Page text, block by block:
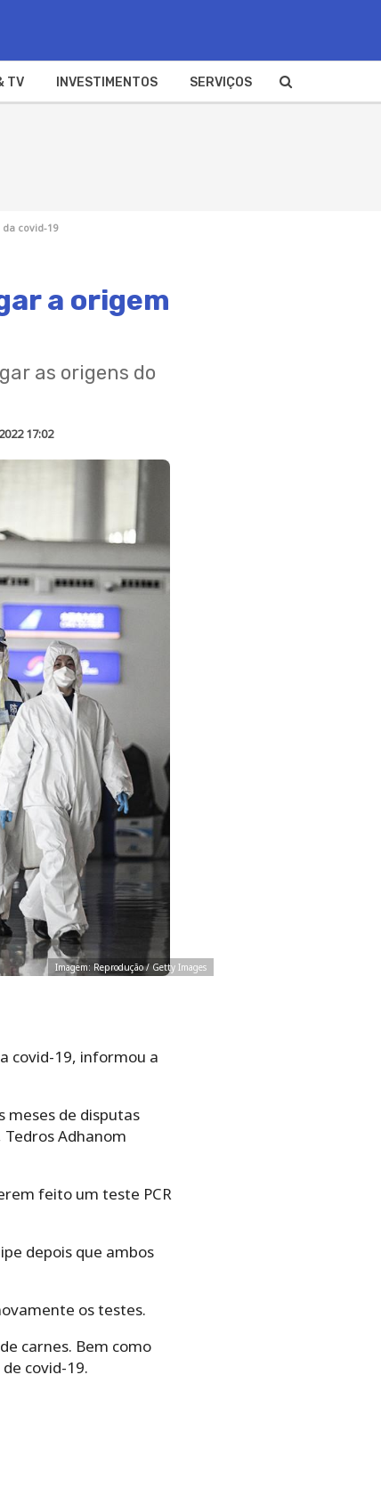
TV INVESTIMENTOS SERVIÇOS
covid-19
a origem
as origens do
17:02
Imagem: Reprodução / Getty Images
covid-19, informou a
meses de disputas
Adhanom
feito um teste PCR
depois que ambos
os testes.
carnes. Bem como
covid-19.